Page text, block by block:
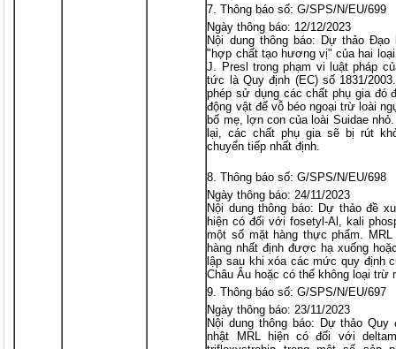
Thông báo số: G/SPS/N/EU/699
Ngày thông báo: 12/12/2023
Nội dung thông báo: Dự thảo
"hợp chất tạo hương vị" của hai
J. Presl trong phạm vi luật pháp
tức là Quy định (EC) số 1831/
phép sử dụng các chất phụ gia đó
động vật để vỗ béo ngoại trừ loài
bố mẹ, lợn con của loài Suidae
lại, các chất phụ gia sẽ bị rút
chuyển tiếp nhất định.
Thông báo số: G/SPS/N/EU/698
Ngày thông báo: 24/11/2023
Nội dung thông báo: Dự thảo đề
hiện có đối với fosetyl-Al, kali
một số mặt hàng thực phẩm.
hàng nhất định được hạ xuống
lập sau khi xóa các mức quy định
Châu Âu hoặc có thể không loại
Thông báo số: G/SPS/N/EU/697
Ngày thông báo: 23/11/2023
Nội dung thông báo: Dự thảo
nhật MRL hiện có đối với